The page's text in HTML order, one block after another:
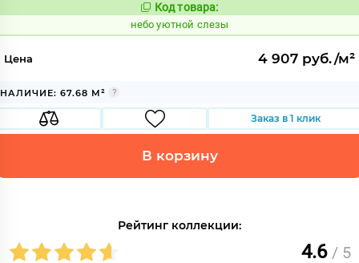
Код:
1123221
Код товара:
небо уютной слезы
Цена 4 907 руб./м²
НАЛИЧИЕ: 67.68 М²
Заказ в 1 клик
В корзину
Рейтинг коллекции:
4.6 / 5